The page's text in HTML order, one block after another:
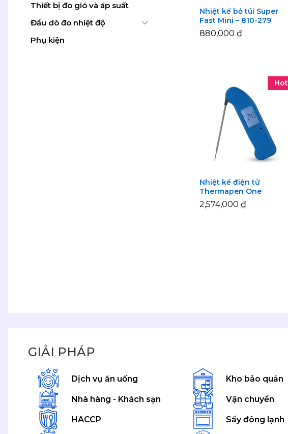
Thiết bị đo gió và áp suất
Đầu dò đo nhiệt độ
Phụ kiện
Nhiệt kế bỏ túi Super
Fast Mini – 810-279
880,000 ₫
880,000 ₫
Hot
Nhiệt kế điện tử
Thermapen One
2,574,000 ₫
2,574,000 ₫
GIẢI PHÁP
Dịch vụ ăn uống
Nhà hàng - Khách sạn
HACCP
Kho bảo quản
Vận chuyển
Sấy đông lạnh